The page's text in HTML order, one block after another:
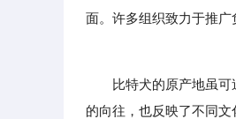
面。许多组织致力于推广
比特犬的原产地虽可追
的向往，也反映了不同